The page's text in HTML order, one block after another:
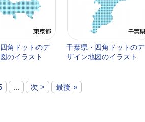
角ドットのデ
のイラスト
千葉県・四角ドットのデ
ザイン地図のイラスト
... 次 > 最後 »